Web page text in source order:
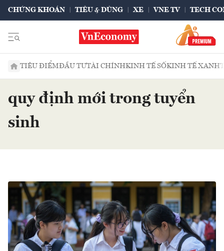
CHỨNG KHOÁN TIÊU & DÙNG XE VNE TV TECH
TIÊU ĐIỂMĐẦU TƯTÀI CHÍNHKINH TẾ SỐKINH TẾ XANH
quy định mới trong tuyển
sinh